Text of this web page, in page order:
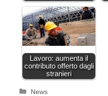
Lavoro: aumenta il
contributo offerto dagli
stranieri
Categorie
News